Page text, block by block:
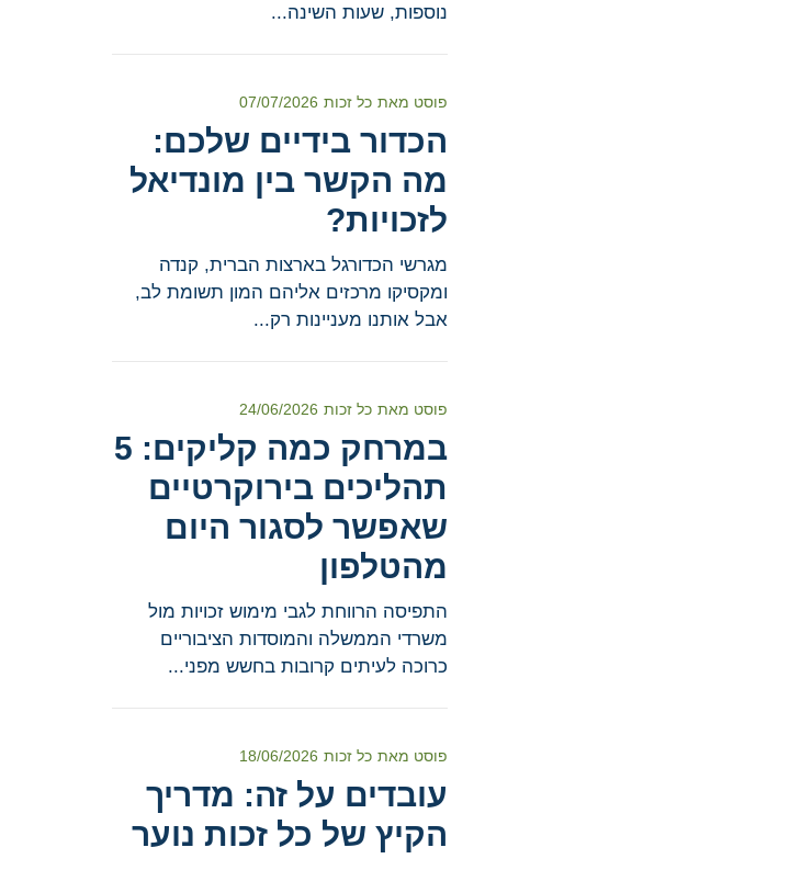
נוספות, שעות השינה...
פוסט מאת כל זכות 07/07/2026
הכדור בידיים שלכם:
מה הקשר בין מונדיאל
לזכויות?
מגרשי הכדורגל בארצות הברית, קנדה
ומקסיקו מרכזים אליהם המון תשומת לב,
אבל אותנו מעניינות רק...
פוסט מאת כל זכות 24/06/2026
במרחק כמה קליקים: 5
תהליכים בירוקרטיים
שאפשר לסגור היום
מהטלפון
התפיסה הרווחת לגבי מימוש זכויות מול
משרדי הממשלה והמוסדות הציבוריים
כרוכה לעיתים קרובות בחשש מפני...
פוסט מאת כל זכות 18/06/2026
עובדים על זה: מדריך
הקיץ של כל זכות נוער